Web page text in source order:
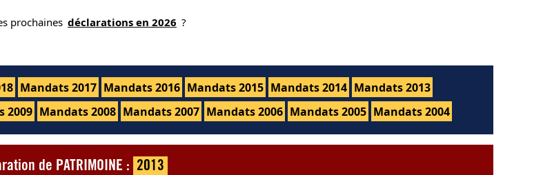
prochaines déclarations en 2026 ?
Mandats 2017 Mandats 2016 Mandats 2015 Mandats 2014 Mandats 2013
2009 Mandats 2008 Mandats 2007 Mandats 2006 Mandats 2005 Mandats 2004
de PATRIMOINE : 2013